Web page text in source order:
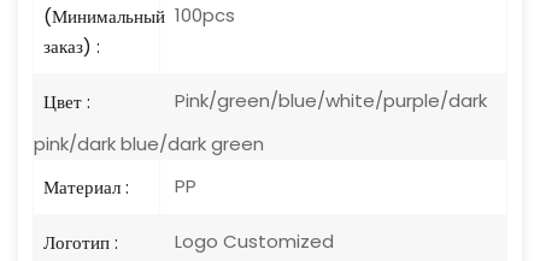
(Минимальный
заказ) :
100pcs
Цвет :
Pink/green/blue/white/purple/dark
pink/dark blue/dark green
Материал :
PP
Логотип : Logo Customized